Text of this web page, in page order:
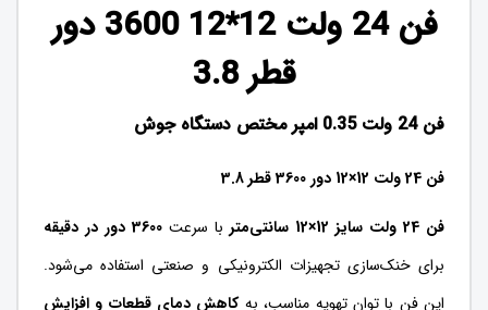
فن 24 ولت 12*12 3600 دور
قطر 3.8
فن 24 ولت 0.35 امپر مختص دستگاه جوش
فن 24 ولت 12×12 دور 3600 قطر 3.8
فن 24 ولت سایز 12×12 سانتی‌متر با سرعت 3600 دور در دقیقه
برای خنک‌سازی تجهیزات الکترونیکی و صنعتی استفاده می‌شود.
این فن با توان تهویه مناسب، بهکاهش دمای قطعات و افزایش